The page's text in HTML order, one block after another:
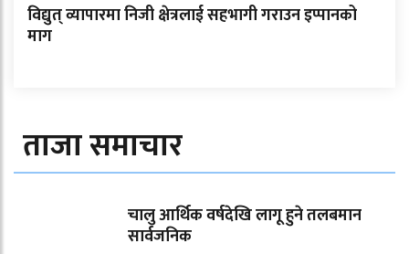
विद्युत् व्यापारमा निजी क्षेत्रलाई सहभागी गराउन इप्पानको
माग
ताजा समाचार
चालु आर्थिक वर्षदेखि लागू हुने तलबमान
सार्वजनिक